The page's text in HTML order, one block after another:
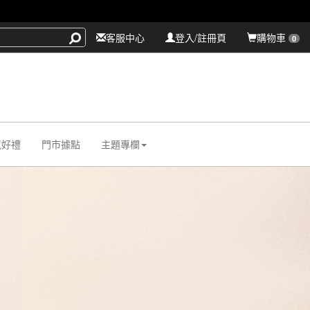
購物車 0
登入/註冊頁
客服中心
禮 門市據點 主題專欄